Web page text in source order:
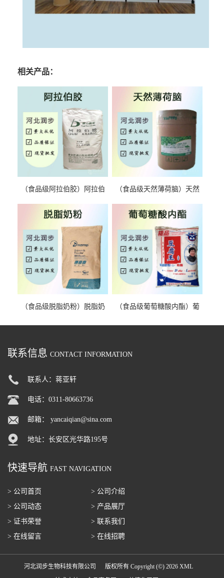
相关产品：
（食品级阿拉伯胶）阿拉伯
（食品级天然薄荷脑）天然
（食品级脱脂奶粉）脱脂奶
（食品级葡萄糖酸内酯）葡
联系信息 CONTACT INFORMATION
联系人：蒋亚轩
电话：0311-80663736
邮箱： yancaiqian@sina.com
地址：长安区光华路195号
快速导航 FAST NAVIGATION
> 公司首页
> 公司介绍
> 公司动态
> 产品展厅
> 证书荣誉
> 联系我们
> 在线留言
> 在线招聘
河北润步生物科技有限公司 版权所有 Copyright (©) 2026 XML